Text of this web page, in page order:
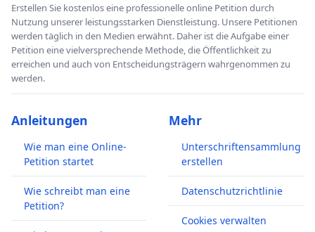
Erstellen Sie kostenlos eine professionelle online Petition durch
Nutzung unserer leistungsstarken Dienstleistung. Unsere Petitionen
werden täglich in den Medien erwähnt. Daher ist die Aufgabe einer
Petition eine vielversprechende Methode, die Öffentlichkeit zu
erreichen und auch von Entscheidungsträgern wahrgenommen zu
werden.
Anleitungen
Wie man eine Online-
Petition startet
Wie schreibt man eine
Petition?
Mehr
Unterschriftensammlung
erstellen
Datenschutzrichtlinie
Cookies verwalten